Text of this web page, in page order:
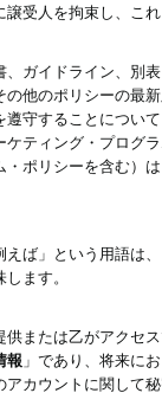
受人を拘束し、こ
ガイドライン、別
他のポリシーの最
守することにつ
ティング・プログ
ポリシーを含む）
ば」という用語は
ます。
または乙がアクセ
報 」であり、将来に
カウントに関して